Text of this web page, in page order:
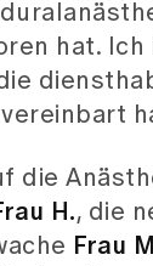
hat.
die
H., die
Frau